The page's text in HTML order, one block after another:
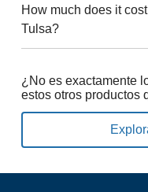
How much does it
Tulsa?
¿No es exactamente
estos otros productos